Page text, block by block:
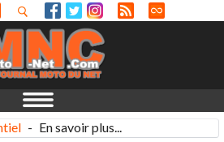
- En savoir plus...